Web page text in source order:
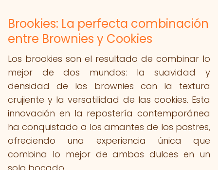
Brookies: La perfecta combinación
entre Brownies y Cookies
Los brookies son el resultado de combinar lo
mejor de dos mundos: la suavidad y
densidad de los brownies con la textura
crujiente y la versatilidad de las cookies. Esta
innovación en la repostería contemporánea
ha conquistado a los amantes de los postres,
ofreciendo una experiencia única que
combina lo mejor de ambos dulces en un